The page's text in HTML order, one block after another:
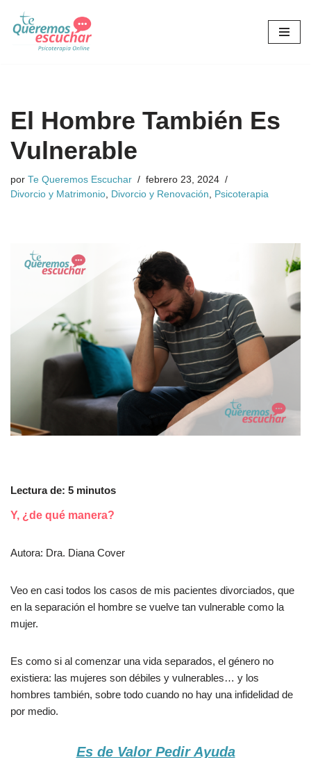
Saltar
El Hombre También Es
Vulnerable
por Te Queremos Escuchar
febrero 23, 2024
Divorcio y Matrimonio, Divorcio y Renovación, Psicoterapia
Lectura de: 5 minutos
Y, ¿de qué manera?
Autora: Dra. Diana Cover
Veo en casi todos los casos de mis pacientes divorciados, que
en la separación el hombre se vuelve tan vulnerable como la
mujer.
Es como si al comenzar una vida separados, el género no
existiera: las mujeres son débiles y vulnerables… y los
hombres también, sobre todo cuando no hay una infidelidad de
por medio.
Es de Valor Pedir Ayuda